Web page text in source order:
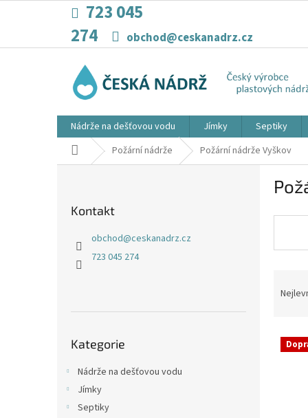
723 045
274
obchod@ceskanadrz.cz
Nádrže na dešťovou vodu Jímky Septiky
Domů Požární nádrže Požární nádrže Vyškov
Kontakt
obchod@ceskanadrz.cz
723 045 274
kategorie
Kategorie
Nádrže na dešťovou vodu
Jímky
Septiky
nV